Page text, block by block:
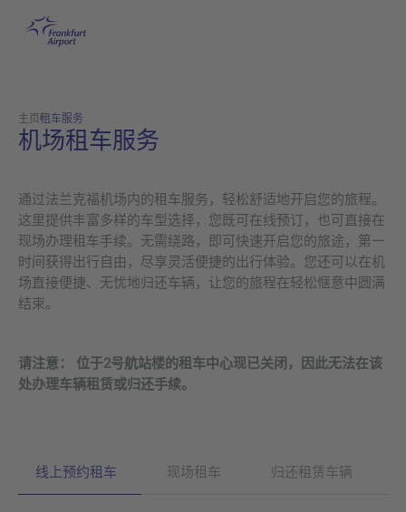
跳转至主页
主页租车服务
机场租车服务
通过法兰克福机场内的租车服务，轻松舒适地开启您的旅程。
这里提供丰富多样的车型选择，您既可在线预订，也可直接在
现场办理租车手续。无需绕路，即可快速开启您的旅途，第一
时间获得出行自由，尽享灵活便捷的出行体验。您还可以在机
场直接便捷、无忧地归还车辆，让您的旅程在轻松惬意中圆满
结束。
请注意： 位于2号航站楼的租车中心现已关闭，因此无法在该
处办理车辆租赁或归还手续。
线上预约租车 现场租车 归还租赁车辆